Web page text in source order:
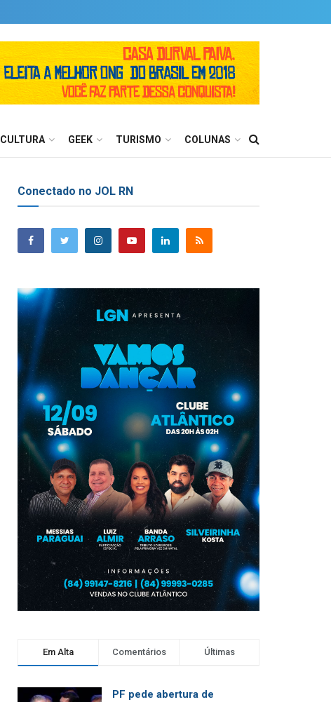
CULTURA GEEK TURISMO COLUNAS
Conectado no JOL RN
Em Alta Comentários Últimas
PF pede abertura de